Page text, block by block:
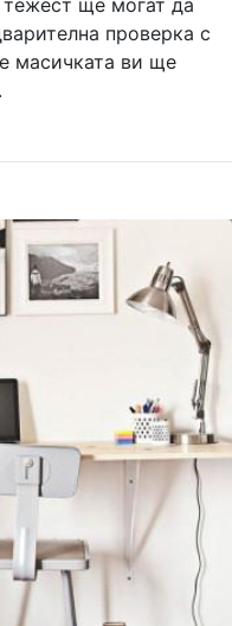
проверка с
масичката ви ще